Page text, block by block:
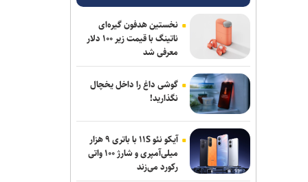
آتلانتیک: دستاوردهای انتخاباتی ترامپ در
حال از بین رفتن است
حمله یک شهپاد به یک کشتی در نزدیکی
باب‌المندب
فایننشال‌تایمز: توافق احتمالی آمریکا و ایران
اهداف اولیه ترامپ را محقق نمی‌کند
انفجار در سوریه/ پهپادها در آسمان لاذقیه
رویت شدند
نخستین هدفون گیره‌ای
ناتینگ با قیمت زیر ۱۰۰ دلار
معرفی شد
گوشی داغ را داخل یخچال
نگذارید!
آیکو نئو ۱۱S با باتری ۹ هزار
میلی‌آمپری و شارژ ۱۰۰ واتی
رکورد می‌زند